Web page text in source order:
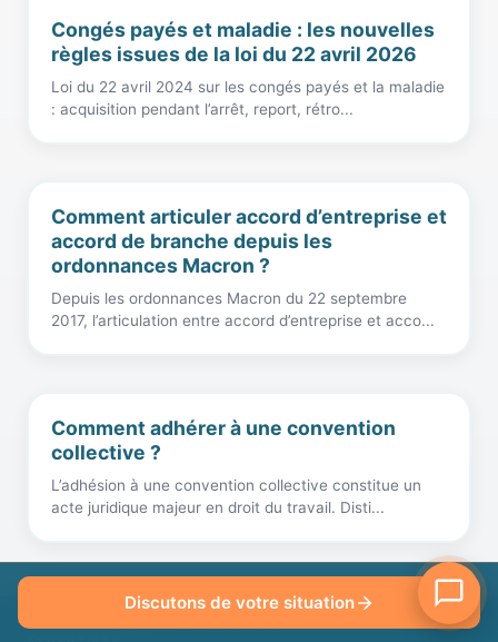
Congés payés et maladie : les nouvelles
règles issues de la loi du 22 avril 2026
Loi du 22 avril 2024 sur les congés payés et la maladie
: acquisition pendant l’arrêt, report, rétro...
Comment articuler accord d’entreprise et
accord de branche depuis les
ordonnances Macron ?
Depuis les ordonnances Macron du 22 septembre
2017, l’articulation entre accord d’entreprise et acco...
Comment adhérer à une convention
collective ?
L’adhésion à une convention collective constitue un
acte juridique majeur en droit du travail. Disti...
Discutons de votre situation